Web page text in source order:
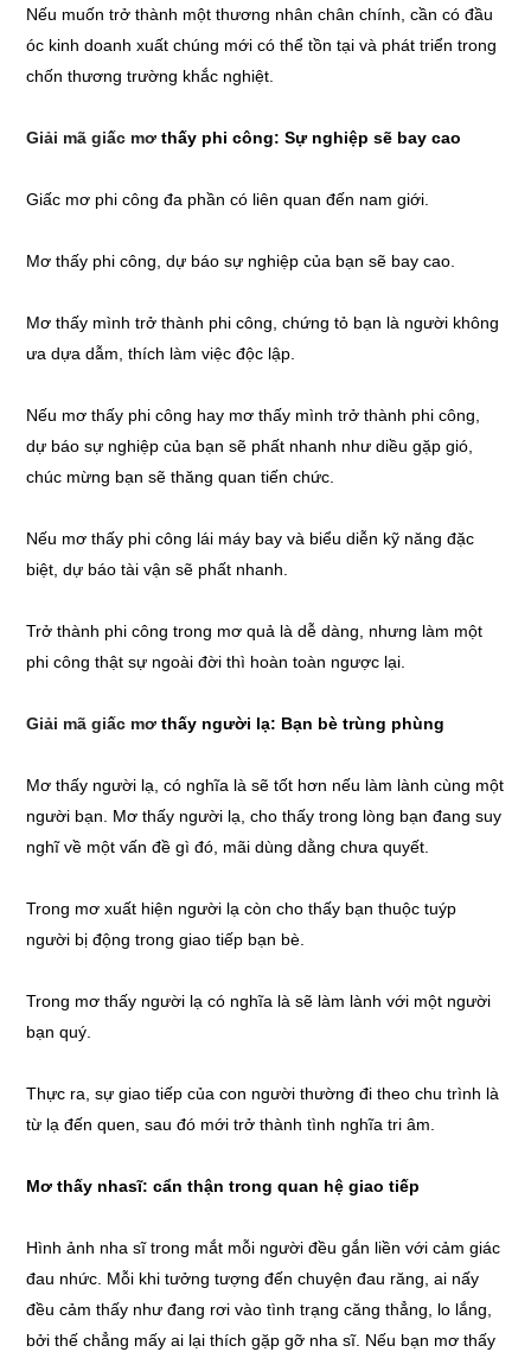
Nếu muốn trở thành một thương nhân chân chính, cần có đầu
óc kinh doanh xuất chúng mới có thể tồn tại và phát triển trong
chốn thương trường khắc nghiệt.
Giải mã giấc mơthấy phi công: Sự nghiệp sẽ bay cao
Giấc mơ phi công đa phần có liên quan đến nam giới.
Mơ thấy phi công, dự báo sự nghiệp của bạn sẽ bay cao.
Mơ thấy mình trở thành phi công, chứng tỏ bạn là người không
ưa dựa dẫm, thích làm việc độc lập.
Nếu mơ thấy phi công hay mơ thấy mình trở thành phi công,
dự báo sự nghiệp của bạn sẽ phất nhanh như diều gặp gió,
chúc mừng bạn sẽ thăng quan tiến chức.
Nếu mơ thấy phi công lái máy bay và biểu diễn kỹ năng đặc
biệt, dự báo tài vận sẽ phất nhanh.
Trở thành phi công trong mơ quả là dễ dàng, nhưng làm một
phi công thật sự ngoài đời thì hoàn toàn ngược lại.
Giải mã giấc mơthấy người lạ: Bạn bè trùng phùng
Mơ thấy người lạ, có nghĩa là sẽ tốt hơn nếu làm lành cùng một
người bạn. Mơ thấy người lạ, cho thấy trong lòng bạn đang suy
nghĩ về một vấn đề gì đó, mãi dùng dằng chưa quyết.
Trong mơ xuất hiện người lạ còn cho thấy bạn thuộc tuýp
người bị động trong giao tiếp bạn bè.
Trong mơ thấy người lạ có nghĩa là sẽ làm lành với một người
bạn quý.
Thực ra, sự giao tiếp của con người thường đi theo chu trình là
từ lạ đến quen, sau đó mới trở thành tình nghĩa tri âm.
Mơ thấy nhasĩ: cẩn thận trong quan hệ giao tiếp
Hình ảnh nha sĩ trong mắt mỗi người đều gắn liền với cảm giác
đau nhức. Mỗi khi tưởng tượng đến chuyện đau răng, ai nấy
đều cảm thấy như đang rơi vào tình trạng căng thẳng, lo lắng,
bởi thế chẳng mấy ai lại thích gặp gỡ nha sĩ. Nếu bạn mơ thấy